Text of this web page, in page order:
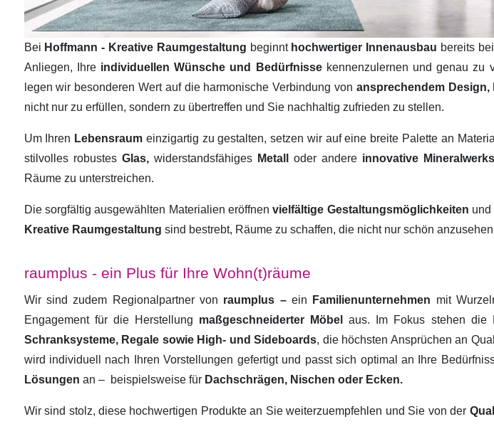
Bei Hoffmann - Kreative Raumgestaltung beginnt hochwertiger Innenausbau bereits
Anliegen, Ihre individuellen Wünsche und Bedürfnisse kennenzulernen und genau zu
legen wir besonderen Wert auf die harmonische Verbindung von ansprechendem
nicht nur zu erfüllen, sondern zu übertreffen und Sie nachhaltig zufrieden zu stellen.
Um Ihren Lebensraum einzigartig zu gestalten, setzen wir auf eine breite Palette an
stilvolles robustes Glas,widerstandsfähiges Metalloder andere innovative
Räume zu unterstreichen.
Die sorgfältig ausgewählten Materialien eröffnenvielfältige Gestaltungsmöglichkeiten und
Kreative Raumgestaltung sind bestrebt, Räume zu schaffen, die nicht nur schön
raumplus - ein Plus für Ihre Wohn(t)räume
Wir sind zudem Regionalpartner von raumplus –ein Familienunternehmen mit
Engagement für die Herstellung maßgeschneiderter Möbelaus. Im Fokus stehen die
Schranksysteme, Regale sowie High- und Sideboards, die höchsten Ansprüchen an
wird individuell nach Ihren Vorstellungen gefertigt und passt sich optimal an Ihre
Lösungen an – beispielsweise für Dachschrägen, Nischen oder Ecken.
Wir sind stolz, diese hochwertigen Produkte an Sie weiterzuempfehlen und Sie von der